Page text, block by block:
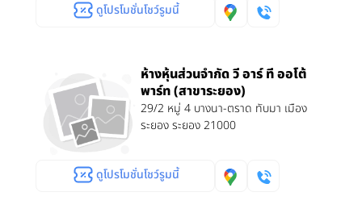
ดูโปรโมชั่นโชว์รูมนี้
ห้างหุ้นส่วนจำกัด วี อาร์ ที ออโต้
พาร์ท (สาขาระยอง)
29/2 หมู่ 4 บางนา-ตราด ทับมา เมือง
ระยอง ระยอง 21000
ดูโปรโมชั่นโชว์รูมนี้